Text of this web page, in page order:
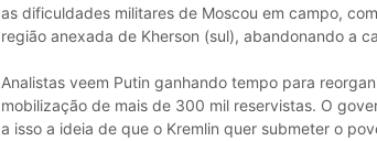
as dificuldades militares de Moscou em campo,
região anexada de Kherson (sul), abandonando a
Analistas veem Putin ganhando tempo para
mobilização de mais de 300 mil reservistas. O
a isso a ideia de que o Kremlin quer submeter o